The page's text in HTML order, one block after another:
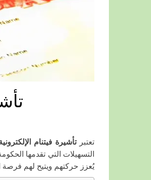
تعتبرتأشيرة فيتنام
التسهيلات التي تقدمها
يُعزز حركتهم ويتيح لهم فرصة